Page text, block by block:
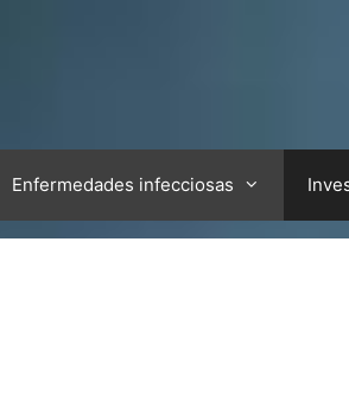
Enfermedades infecciosas